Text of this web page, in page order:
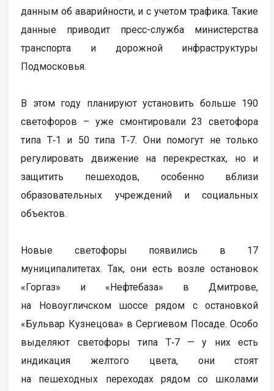
данным об аварийности, и с учетом трафика. Такие
данные приводит пресс-служба министерства
транспорта и дорожной инфраструктуры
Подмосковья.
В этом году планируют установить больше 190
светофоров – уже смонтировали 23 светофора
типа Т‑1 и 50 типа Т‑7. Они помогут не только
регулировать движение на перекрестках, но и
защитить пешеходов, особенно вблизи
образовательных учреждений и социальных
объектов.
Новые светофоры появились в 17
муниципалитетах. Так, они есть возле остановок
«Горгаз» и «Нефтебаза» в Дмитрове,
на Новоугличском шоссе рядом с остановкой
«Бульвар Кузнецова» в Сергиевом Посаде. Особо
выделяют светофоры типа Т‑7 — у них есть
индикация желтого цвета, они стоят
на пешеходных переходах рядом со школами